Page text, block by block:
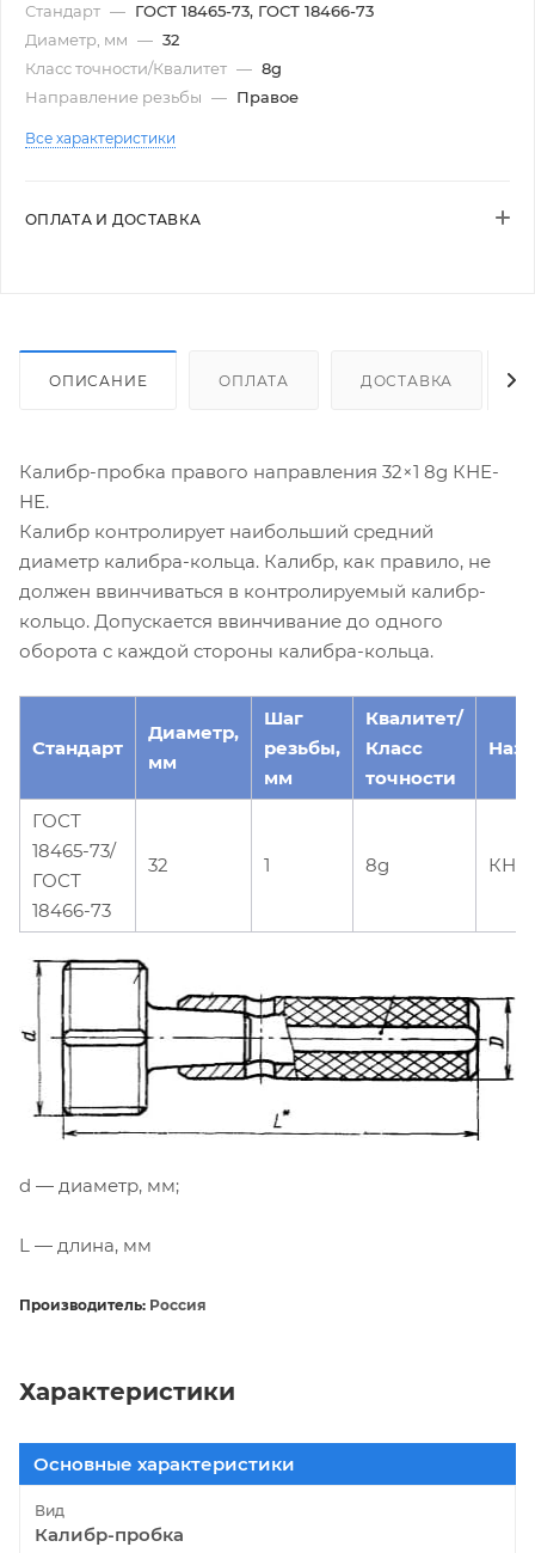
Стандарт — ГОСТ 18465-73, ГОСТ 18466-73
Диаметр, мм — 32
Класс точности/Квалитет — 8g
Направление резьбы — Правое
Все характеристики
ОПЛАТА И ДОСТАВКА
ОПИСАНИЕ ОПЛАТА ДОСТАВКА
Калибр-пробка правого направления 32×1 8g КНЕ-
НЕ.
Калибр контролирует наибольший средний
диаметр калибра-кольца. Калибр, как правило, не
должен ввинчиваться в контролируемый калибр-
кольцо. Допускается ввинчивание до одного
оборота с каждой стороны калибра-кольца.
Стандарт
Диаметр,
мм
Шаг
резьбы,
мм
Квалитет/
Класс
точности
ГОСТ
18465-73/
ГОСТ
18466-73
32 1 8g
d — диаметр, мм;
L — длина, мм
Производитель: Россия
Характеристики
Основные характеристики
Вид
Калибр-пробка